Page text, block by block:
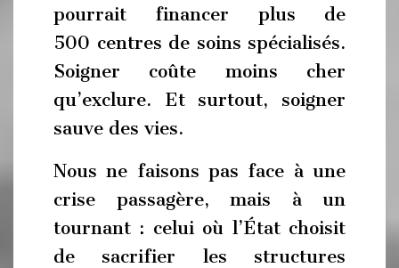
pourrait financer plus de
500 centres de soins spécialisés.
Soigner coûte moins cher
qu’exclure. Et surtout, soigner
sauve des vies.
Nous ne faisons pas face à une
crise passagère, mais à un
tournant : celui où l’État choisit
de sacrifier les structures